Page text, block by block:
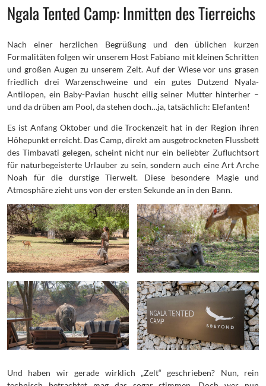
Ngala Tented Camp: Inmitten des Tierreichs
Nach einer herzlichen Begrüßung und den üblichen kurzen
Formalitäten folgen wir unserem Host Fabiano mit kleinen Schritten
und großen Augen zu unserem Zelt. Auf der Wiese vor uns grasen
friedlich drei Warzenschweine und ein gutes Dutzend Nyala-
Antilopen, ein Baby-Pavian huscht eilig seiner Mutter hinterher –
und da drüben am Pool, da stehen doch…ja, tatsächlich: Elefanten!
Es ist Anfang Oktober und die Trockenzeit hat in der Region ihren
Höhepunkt erreicht. Das Camp, direkt am ausgetrockneten Flussbett
des Timbavati gelegen, scheint nicht nur ein beliebter Zufluchtsort
für naturbegeisterte Urlauber zu sein, sondern auch eine Art Arche
Noah für die durstige Tierwelt. Diese besondere Magie und
Atmosphäre zieht uns von der ersten Sekunde an in den Bann.
Und haben wir gerade wirklich „Zelt“ geschrieben? Nun, rein